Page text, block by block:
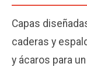
Capas
caderas y
y ácaros para